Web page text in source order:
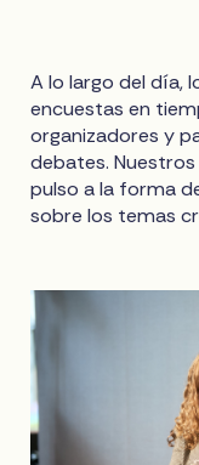
A lo largo del día,
encuestas en
organizadores y
debates.
pulso a la forma
sobre los temas